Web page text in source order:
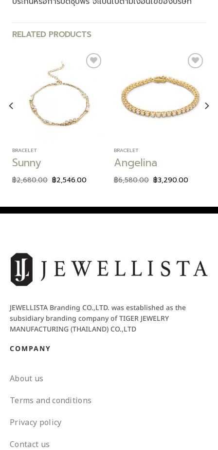
RELATED PRODUCTS
Add to
wishlist
BRACELET
Sunny
฿2,680.00 ฿2,546.00
Add to
wishlist
BRACELET
Angelina
฿6,580.00 ฿3,290.00
JEWELLISTA Branding CO.,LTD. was established as the
subsidiary branding company of TIGER JEWELRY
MANUFACTURING (THAILAND) CO.,LTD
COMPANY
About us
Terms and conditions
Privacy policy
Contact us